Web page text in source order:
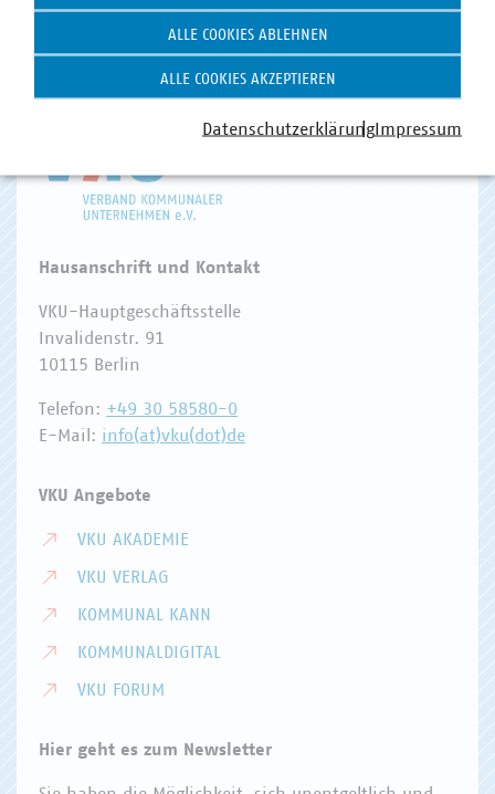
ENERGIEWIRTSCHAFTWASSER/ABWASSER
Zum
Hausanschrift und Kontakt
VKU-Hauptgeschäftsstelle
Invalidenstr. 91
10115 Berlin
Telefon: +49 30 58580-0
E-Mail: info(at)vku(dot)de
VKU Angebote
VKU AKADEMIE
VKU VERLAG
KOMMUNAL KANN
KOMMUNALDIGITAL
VKU FORUM
Hier geht es zum Newsletter
ALLE COOKIES ABLEHNEN
ALLE COOKIES AKZEPTIEREN
DatenschutzerklärungImpressum